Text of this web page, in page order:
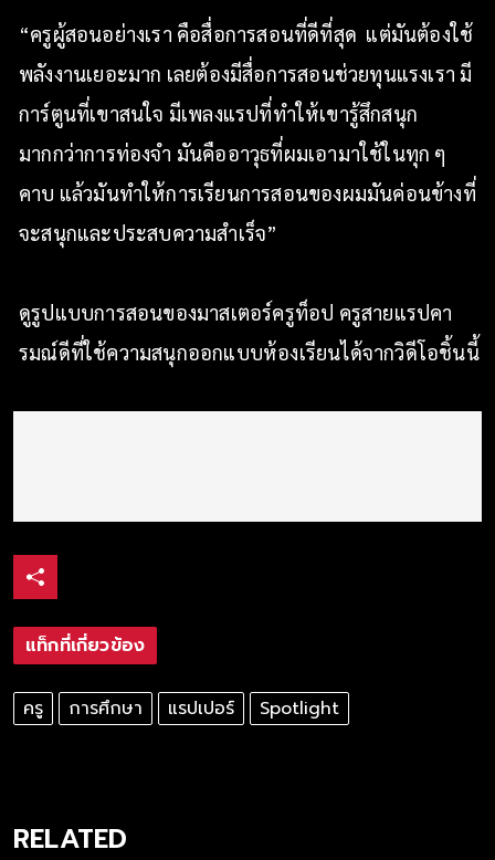
“ครูผู้สอนอย่างเรา คือสื่อการสอนที่ดีที่สุด แต่มันต้องใช้
พลังงานเยอะมาก เลยต้องมีสื่อการสอนช่วยทุนแรงเรา มี
การ์ตูนที่เขาสนใจ มีเพลงแรปที่ทำให้เขารู้สึกสนุก
มากกว่าการท่องจำ มันคืออาวุธที่ผมเอามาใช้ในทุก ๆ
คาบ แล้วมันทำให้การเรียนการสอนของผมมันค่อนข้างที่
จะสนุกและประสบความสำเร็จ”
ดูรูปแบบการสอนของมาสเตอร์ครูท็อป ครูสายแรปคา
รมณ์ดีที่ใช้ความสนุกออกแบบห้องเรียนได้จากวิดีโอชิ้นนี้
แท็กที่เกี่ยวข้อง
ครู การศึกษา แรปเปอร์ Spotlight
RELATED